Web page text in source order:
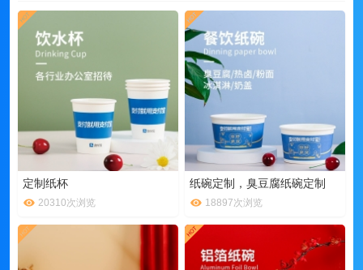
定制纸杯
20310次浏览
纸碗定制，臭豆腐纸碗定制
18897次浏览